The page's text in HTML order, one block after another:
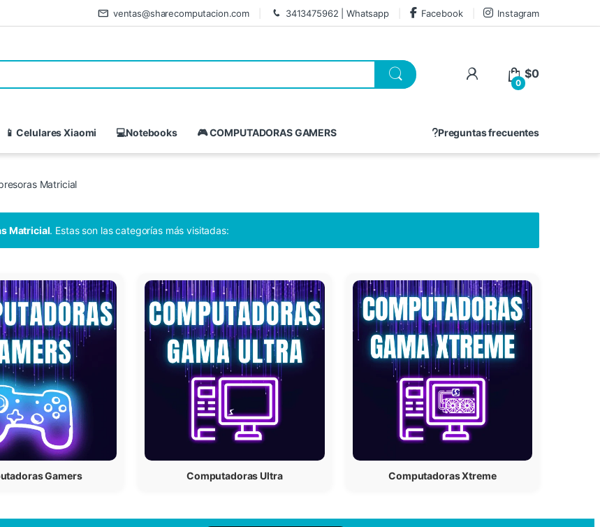
ventas@sharecomputacion.com 3413475962 | Whatsapp Facebook Instagram
0
$0
Preguntas frecuentes
📱 Celulares Xiaomi 💻Notebooks 🎮 COMPUTADORAS GAMERS
Matricial
Matricial. Estas son las categorías más visitadas:
Gamers Computadoras Ultra Computadoras Xtreme